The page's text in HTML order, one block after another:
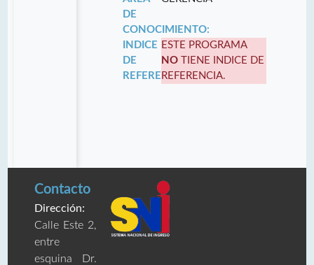
DE
CONOCIMIENTO:
INDICE
DE
REFERENCIA:
ESTE PROGRAMA
NO TIENE INDICE DE
REFERENCIA.
Contacto
Dirección:
Calle Este 2,
entre
esquina Dr.